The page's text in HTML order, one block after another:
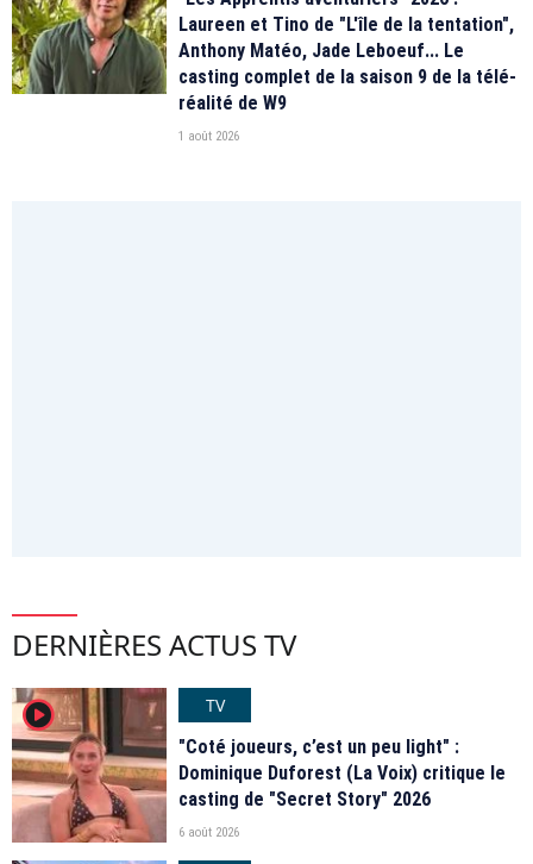
Laureen et Tino de "L'île de la tentation",
Anthony Matéo, Jade Leboeuf... Le
casting complet de la saison 9 de la télé-
réalité de W9
1 août 2026
DERNIÈRES ACTUS TV
player2
TV
"Coté joueurs, c’est un peu light" :
Dominique Duforest (La Voix) critique le
casting de "Secret Story" 2026
6 août 2026